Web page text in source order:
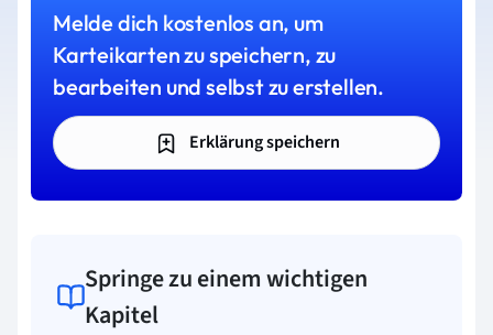
Melde dich kostenlos an, um
Karteikarten zu speichern, zu
bearbeiten und selbst zu erstellen.
Erklärung speichern
Springe zu einem wichtigen
Kapitel